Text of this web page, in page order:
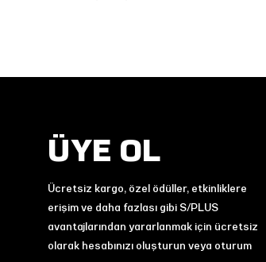
ÜYE OL
Ücretsiz kargo, özel ödüller, etkinliklere
erişim ve daha fazlası gibi S/PLUS
avantajlarından yararlanmak için ücretsiz
olarak hesabınızı oluşturun veya oturum